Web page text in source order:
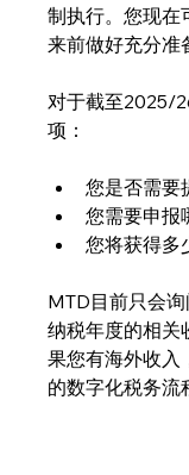
制执行。您现在
来前做好充分准
对于截至2025/
项：
您是否需要
您需要申报
您将获得多
MTD目前只会
纳税年度的相关
果您有海外收入
的数字化税务流